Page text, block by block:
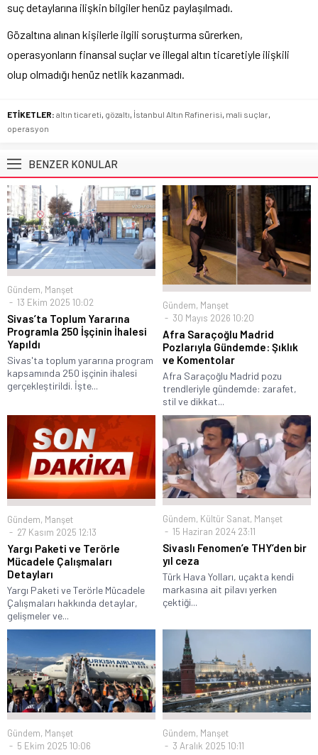
suç detaylarına ilişkin bilgiler henüz paylaşılmadı.
Gözaltına alınan kişilerle ilgili soruşturma sürerken,
operasyonların finansal suçlar ve illegal altın ticaretiyle ilişkili
olup olmadığı henüz netlik kazanmadı.
ETİKETLER: altın ticareti, gözaltı, İstanbul Altın Rafinerisi, mali suçlar,
operasyon
BENZER KONULAR
Gündem, Manşet
13 Ekim 2025 10:02
Sivas’ta Toplum Yararına
Programla 250 İşçinin İhalesi
Yapıldı
Sivas'ta toplum yararına program
kapsamında 250 işçinin ihalesi
gerçekleştirildi. İşte...
Gündem, Manşet
30 Mayıs 2026 10:20
Afra Saraçoğlu Madrid
Pozlarıyla Gündemde: Şıklık
ve Komentolar
Afra Saraçoğlu Madrid pozu
trendleriyle gündemde: zarafet,
stil ve dikkat...
Gündem, Manşet
27 Kasım 2025 12:13
Yargı Paketi ve Terörle
Mücadele Çalışmaları
Detayları
Yargı Paketi ve Terörle Mücadele
Çalışmaları hakkında detaylar,
gelişmeler ve...
Gündem, Kültür Sanat, Manşet
15 Haziran 2024 23:11
Sivaslı Fenomen’e THY’den bir
yıl ceza
Türk Hava Yolları, uçakta kendi
markasına ait pilavı yerken
çektiği...
Gündem, Manşet
5 Ekim 2025 10:06
Gündem, Manşet
3 Aralık 2025 10:11